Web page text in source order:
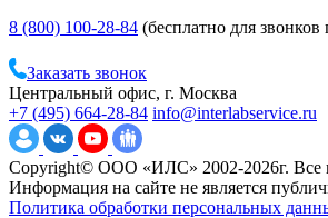
8 (800) 100-28-84 (бесплатно для
Заказать звонок
Центральный офис, г. Москва
+7 (495) 664-28-84 info@interlabservice.ru
Copyright© ООО «ИЛС» 2002-2026г. Все
Информация на сайте не является
Политика обработки персональных